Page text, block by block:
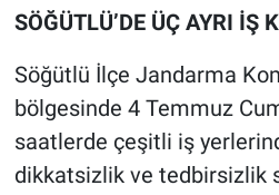
SÖĞÜTLÜ’DE ÜÇ AYRI İŞ
Söğütlü İlçe Jandarma
bölgesinde 4 Temmuz
saatlerde çeşitli iş
dikkatsizlik ve tedbirsizlik